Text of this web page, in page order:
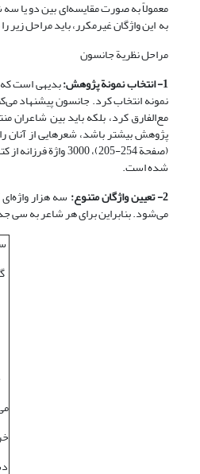
معمولاً به صورت مقایسه‌ای بین دو یا
به این واژگان غیرمکرر، باید مراحل زیر
مراحل نظریة جانسون
1- انتخاب نمونة پژوهش:
بدیهی است که
مع‌الفارق کرد، بلکه باید بین
پژوهش بیشتر باشد، شعرهایی از آنان را
(صفحة 254-205)، 3000 واژة فرزانه از کتاب
شده است.
2- تعیین واژگان متنوع:
سه هزار
می‌شود. بنابراین برای هر شاعر به سی